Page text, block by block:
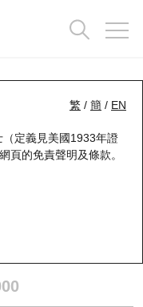
繁 / 簡 / EN
定義見美國1933年證
頁的免責聲明及條款。
生物－Ｂ